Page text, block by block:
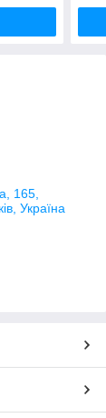
165,
Україна